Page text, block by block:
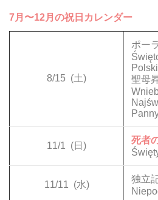
7月〜12月の祝日カレンダー
8/15 (土)
ポー
聖母
11/1 (日)
死者
11/11 (水)
独立